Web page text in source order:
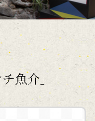
魚介」